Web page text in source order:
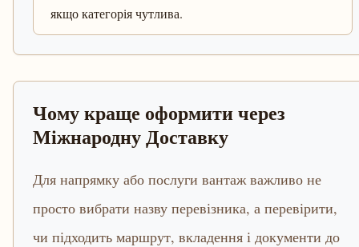
якщо категорія чутлива.
Чому краще оформити через
Міжнародну Доставку
Для напрямку або послуги вантаж важливо не
просто вибрати назву перевізника, а перевірити,
чи підходить маршрут, вкладення і документи до